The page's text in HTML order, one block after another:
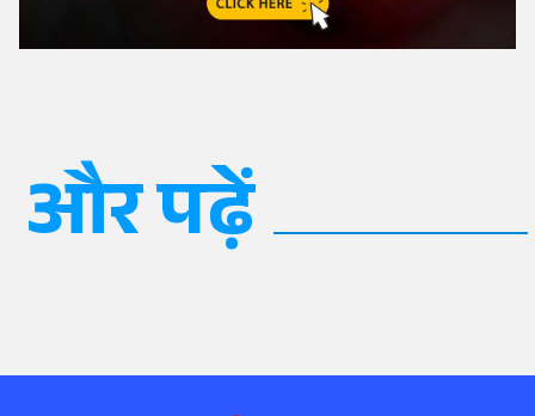
और पढ़ें